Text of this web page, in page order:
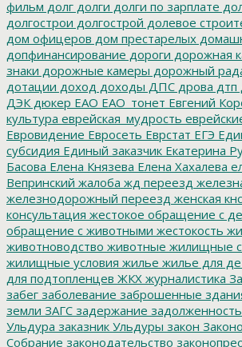
фильм долг долги долги по зарплате
долгострои долгострой долевое
дом офицеров дом престарелых
допфинансирование дороги дорожная
знаки дорожные камеры дорожный
дотации доход доходы ДПС дрова дтп
ДЭК дюкер ЕАО ЕАО_тонет Евгений
культура еврейская_мудрость
Евровидение Евросеть Еврстат ЕГЭ
субсидия Единый заказчик Екатерина
Басова Елена Князева Елена Хахалева
Вепринский жалоба жд переезд
железнодорожный переезд женская
консультация жестокое обращение с
обращение с животными жестокость
животноводство животные жилищные
жилищные условия жилье жилье для
для подтопленцев ЖКХ журналистика
забег заболевание заброшенные
земли ЗАГС задержание задолженность
Ульдура заказник Ульдуры закон
Собрание законодательство